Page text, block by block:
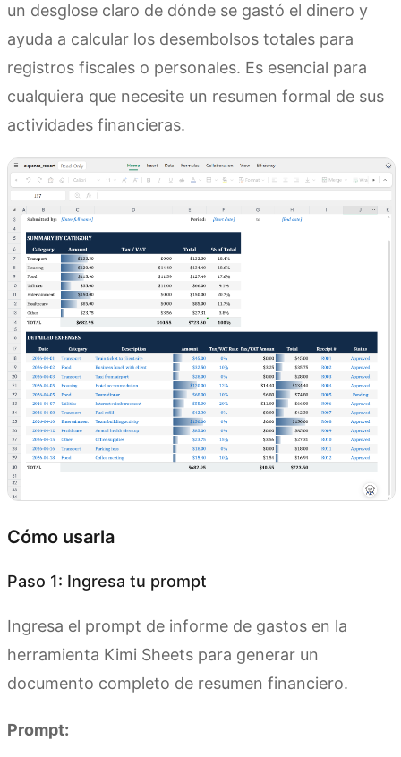
un desglose claro de dónde se gastó el dinero y
ayuda a calcular los desembolsos totales para
registros fiscales o personales. Es esencial para
cualquiera que necesite un resumen formal de sus
actividades financieras.
Cómo usarla
Paso 1: Ingresa tu prompt
Ingresa el prompt de informe de gastos en la
herramienta Kimi Sheets para generar un
documento completo de resumen financiero.
Prompt: